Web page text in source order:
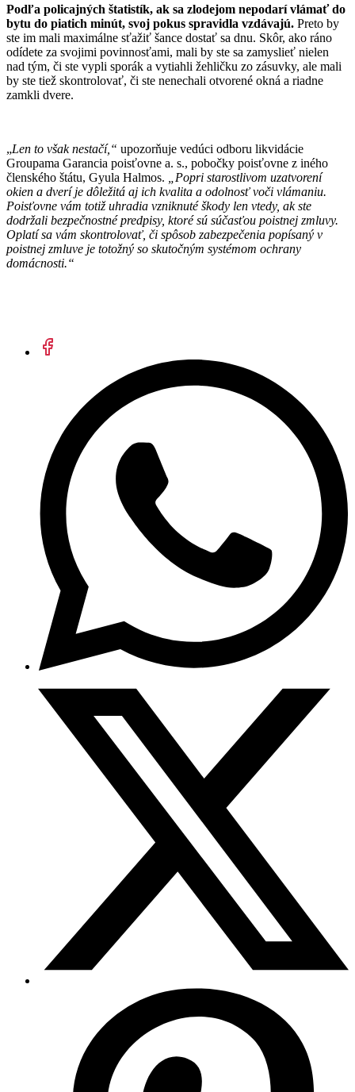
Podľa policajných štatistík, ak sa zlodejom nepodarí vlámať do
bytu do piatich minút, svoj pokus spravidla vzdávajú. Preto by
ste im mali maximálne sťažiť šance dostať sa dnu. Skôr, ako ráno
odídete za svojimi povinnosťami, mali by ste sa zamyslieť nielen
nad tým, či ste vypli sporák a vytiahli žehličku zo zásuvky, ale mali
by ste tiež skontrolovať, či ste nenechali otvorené okná a riadne
zamkli dvere.
„Len to však nestačí,“ upozorňuje vedúci odboru likvidácie
Groupama Garancia poisťovne a. s., pobočky poisťovne z iného
členského štátu, Gyula Halmos. „Popri starostlivom uzatvorení
okien a dverí je dôležitá aj ich kvalita a odolnosť voči vlámaniu.
Poisťovne vám totiž uhradia vzniknuté škody len vtedy, ak ste
dodržali bezpečnostné predpisy, ktoré sú súčasťou poistnej zmluvy.
Oplatí sa vám skontrolovať, či spôsob zabezpečenia popísaný v
poistnej zmluve je totožný so skutočným systémom ochrany
domácnosti.“